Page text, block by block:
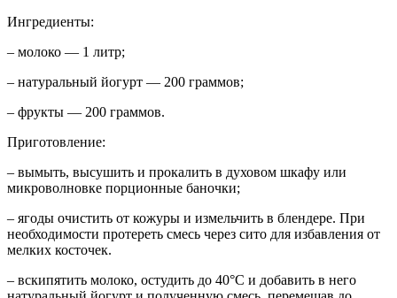
Ингредиенты:
– молоко — 1 литр;
– натуральный йогурт — 200 граммов;
– фрукты — 200 граммов.
Приготовление:
– вымыть, высушить и прокалить в духовом шкафу или
микроволновке порционные баночки;
– ягоды очистить от кожуры и измельчить в блендере. При
необходимости протереть смесь через сито для избавления от
мелких косточек.
– вскипятить молоко, остудить до 40°С и добавить в него